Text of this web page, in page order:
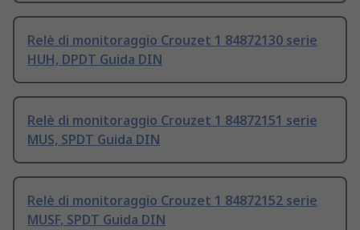
Relè di monitoraggio Crouzet 1 84872130 serie
HUH, DPDT Guida DIN
Relè di monitoraggio Crouzet 1 84872151 serie
MUS, SPDT Guida DIN
Relè di monitoraggio Crouzet 1 84872152 serie
MUSF, SPDT Guida DIN